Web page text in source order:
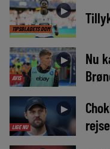
TIPSBLADETS DOM
►
AVIS
►
Nu
LIGE NU
►